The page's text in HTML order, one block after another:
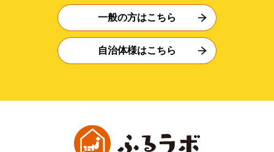
一般の方はこちら
自治体様はこちら